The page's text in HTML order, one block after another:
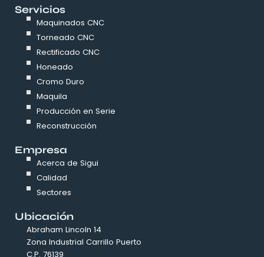
Servicios
Maquinados CNC
Torneado CNC
Rectificado CNC
Honeado
Cromo Duro
Maquila
Producción en Serie
Reconstrucción
Empresa
Acerca de Sigui
Calidad
Sectores
Ubicación
Abraham Lincoln 14
Zona Industrial Carrillo Puerto
C.P. 76139